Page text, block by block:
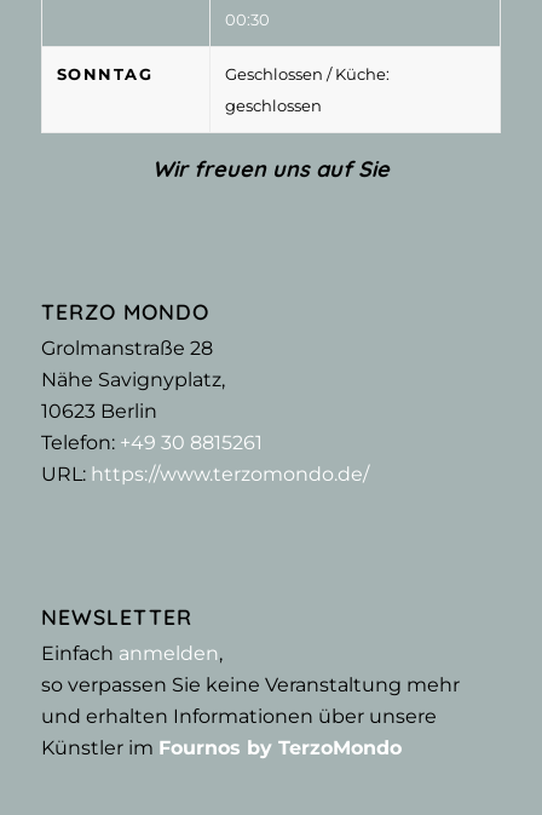
00:30
SONNTAG Geschlossen / Küche:
geschlossen
Wir freuen uns auf Sie
TERZO MONDO
Grolmanstraße 28
Nähe Savignyplatz,
10623Berlin
Telefon: +49 30 8815261
URL: https://www.terzomondo.de/
NEWSLETTER
Einfach anmelden,
so verpassen Sie keine Veranstaltung mehr
und erhalten Informationen über unsere
Künstler im Fournos by TerzoMondo